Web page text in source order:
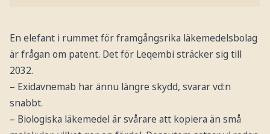
En elefant i rummet för framgångsrika läkemedelsbolag
är frågan om patent. Det för Leqembi sträcker sig till
2032.
– Exidavnemab har ännu längre skydd, svarar vd:n
snabbt.
– Biologiska läkemedel är svårare att kopiera än små